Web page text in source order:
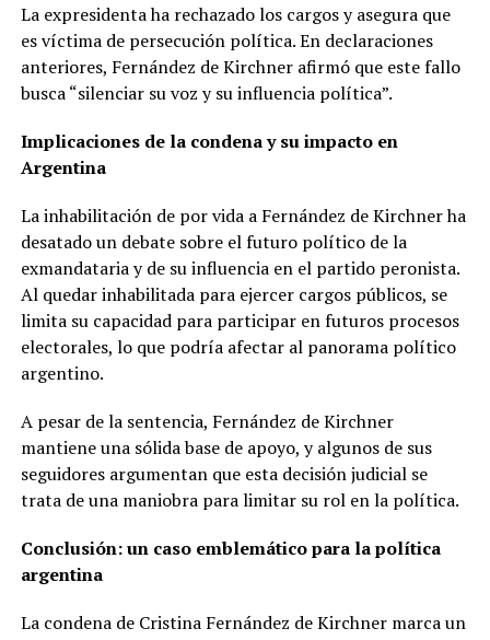
La expresidenta ha rechazado los cargos y asegura que
es víctima de persecución política. En declaraciones
anteriores, Fernández de Kirchner afirmó que este fallo
busca “silenciar su voz y su influencia política”.
Implicaciones de la condena y su impacto en
Argentina
La inhabilitación de por vida a Fernández de Kirchner ha
desatado un debate sobre el futuro político de la
exmandataria y de su influencia en el partido peronista.
Al quedar inhabilitada para ejercer cargos públicos, se
limita su capacidad para participar en futuros procesos
electorales, lo que podría afectar al panorama político
argentino.
A pesar de la sentencia, Fernández de Kirchner
mantiene una sólida base de apoyo, y algunos de sus
seguidores argumentan que esta decisión judicial se
trata de una maniobra para limitar su rol en la política.
Conclusión: un caso emblemático para la política
argentina
La condena de Cristina Fernández de Kirchner marca un